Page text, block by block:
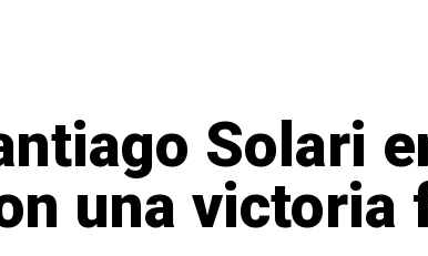
Solari
una victoria